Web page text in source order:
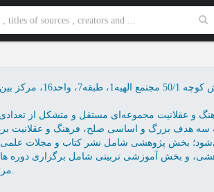
صلح، فرهنگ و عقلانیت
و عقلانیت مجموعه‌ای مستقل و متشکل از تعدادی
هدف بزرگ و اساسی صلح، فرهنگ و عقلانیت
بخش پژوهشی شامل نشر کتاب و مجلات
و بخش آموزشی تربیتی شامل برگزاری دوره
مرتبط با علوم انسانی و اسلامی می باشد.